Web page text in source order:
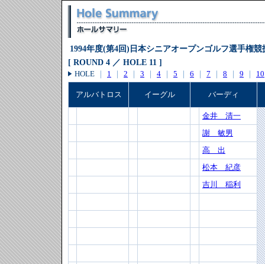
1994年度(第4回)日本シニアオープンゴルフ選手権競
[ ROUND 4 ／ HOLE 11 ]
HOLE
｜ 1 ｜ 2 ｜ 3 ｜ 4 ｜ 5 ｜ 6 ｜ 7 ｜ 8 ｜ 9 ｜ 10
アルバトロス イーグル バーディ
金井 清一
謝 敏男
高 出
松本 紀彦
吉川 稲利